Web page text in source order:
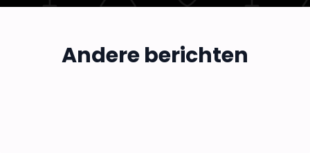
Andere berichten
bijbaan?
22 jul 2026 3 min
Steviger in je schoenen staan doe je
Artsen als influencers? In gesprek